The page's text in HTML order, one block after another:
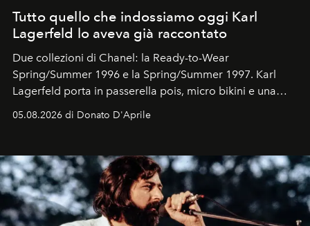
Tutto quello che indossiamo oggi Karl
Lagerfeld lo aveva già raccontato
Due collezioni di Chanel: la Ready-to-Wear
Spring/Summer 1996 e la Spring/Summer 1997. Karl
Lagerfeld porta in passerella pois, micro bikini e una
Kate, Claudia e Carla una dietro l'altra. Trent'anni dopo,
uno dei documenti più contemporanei che abbiamo.
05.08.2026 di Donato D'Aprile